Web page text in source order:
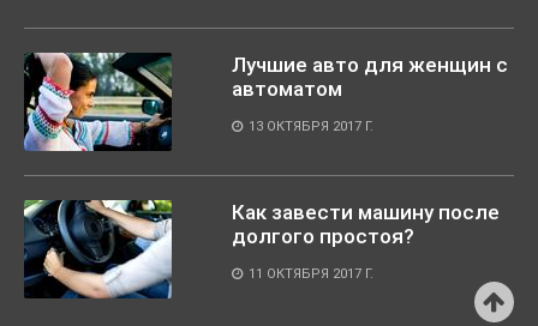
Лучшие авто для женщин с
автоматом
13 ОКТЯБРЯ 2017 Г.
Как завести машину после
долгого простоя?
11 ОКТЯБРЯ 2017 Г.